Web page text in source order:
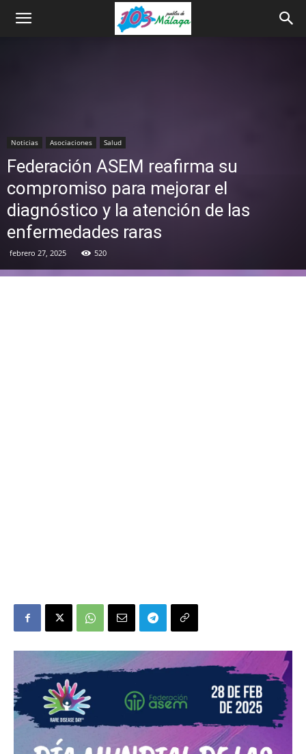
Noticias Asociaciones Salud
Federación ASEM reafirma su
compromiso para mejorar el
diagnóstico y la atención de las
enfermedades raras
febrero 27, 2025 520